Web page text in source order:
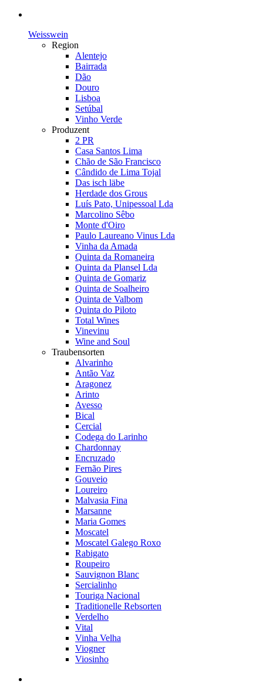
Weisswein
Region
Alentejo
Bairrada
Dão
Douro
Lisboa
Setúbal
Vinho Verde
Produzent
2 PR
Casa Santos Lima
Chão de São Francisco
Cândido de Lima Tojal
Das isch läbe
Herdade dos Grous
Luís Pato, Unipessoal Lda
Marcolino Sêbo
Monte d'Oiro
Paulo Laureano Vinus Lda
Vinha da Amada
Quinta da Romaneira
Quinta da Plansel Lda
Quinta de Gomariz
Quinta de Soalheiro
Quinta de Valbom
Quinta do Piloto
Total Wines
Vinevinu
Wine and Soul
Traubensorten
Alvarinho
Antão Vaz
Aragonez
Arinto
Avesso
Bical
Cercial
Codega do Larinho
Chardonnay
Encruzado
Fernão Pires
Gouveio
Loureiro
Malvasia Fina
Marsanne
Maria Gomes
Moscatel
Moscatel Galego Roxo
Rabigato
Roupeiro
Sauvignon Blanc
Sercialinho
Touriga Nacional
Traditionelle Rebsorten
Verdelho
Vital
Vinha Velha
Viogner
Viosinho